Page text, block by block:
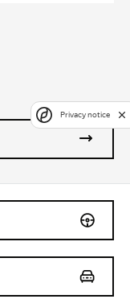
Privacy notice